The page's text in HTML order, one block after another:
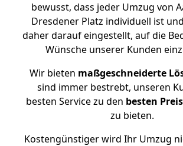
bewusst, dass jeder Umzug von
Dresdener Platz individuell ist
daher darauf eingestellt, auf die
Wünsche unserer Kunden
Wir bieten maßgeschneiderte
sind immer bestrebt, unseren
besten Service zu den besten
zu bieten.
Kostengünstiger wird Ihr Umzug